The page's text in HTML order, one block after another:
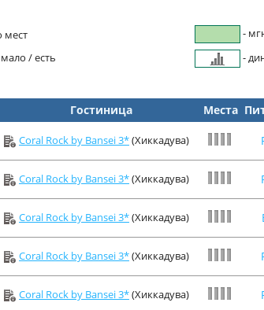
мест -
/ есть
-
Гостиница Места
Coral Rock by Bansei 3*(Хиккадува)
Coral Rock by Bansei 3*(Хиккадува)
Coral Rock by Bansei 3*(Хиккадува)
Coral Rock by Bansei 3*(Хиккадува)
Coral Rock by Bansei 3*(Хиккадува)